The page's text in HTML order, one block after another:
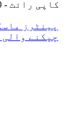
© کاپی رائٹ - 2010-2020: جملہ حقوق محفوظ ہیں۔
پینٹرز
چپکنے